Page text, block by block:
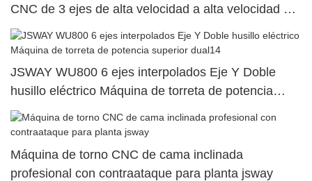
CNC de 3 ejes de alta velocidad a alta velocidad en
venta
JSWAY WU800 6 ejes interpolados Eje Y Doble
husillo eléctrico Máquina de torreta de potencia
superior dual14
Máquina de torno CNC de cama inclinada
profesional con contraataque para planta jsway